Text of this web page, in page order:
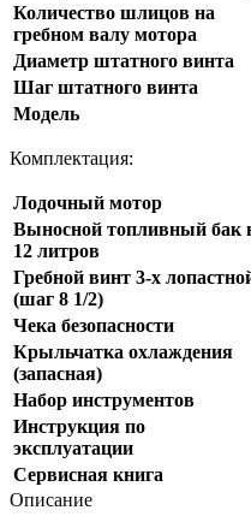
Количество шлицов на
гребном валу мотора
Диаметр штатного винта
Шаг штатного винта
Модель
Комплектация:
Лодочный мотор
Выносной топливный бак
12 литров
Гребной винт 3-х
(шаг 8 1/2)
Чека безопасности
Крыльчатка охлаждения
(запасная)
Набор инструментов
Инструкция по
эксплуатации
Сервисная книга
Описание